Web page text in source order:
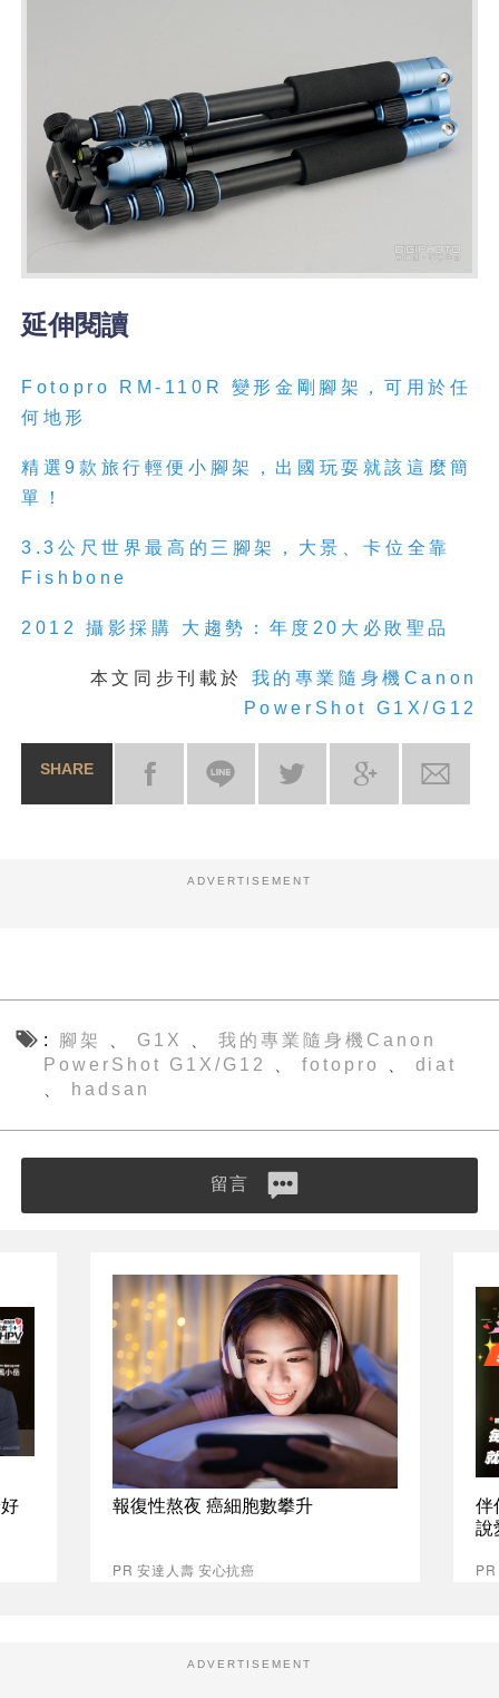
延伸閱讀
Fotopro RM-110R 變形金剛腳架，可用於任
何地形
精選9款旅行輕便小腳架，出國玩耍就該這麼簡
單！
3.3公尺世界最高的三腳架，大景、卡位全靠
Fishbone
2012 攝影採購 大趨勢：年度20大必敗聖品
本文同步刊載於 我的專業隨身機Canon
PowerShot G1X/G12
SHARE
ADVERTISEMENT
腳架 G1X
我的專業隨身機Canon
PowerShot G1X/G12
fotopro diat
hadsan
留言
報復性熬夜 癌細胞數攀升
PR 安達人壽 安心抗癌
伴
說
ADVERTISEMENT